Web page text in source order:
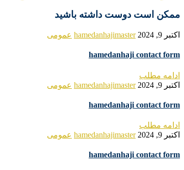
ممکن است دوست داشته باشید
اکتبر 9, 2024 hamedanhajimaster عمومی
hamedanhaji contact form
ادامه مطلب
اکتبر 9, 2024
hamedanhajimaster عمومی
hamedanhaji contact form
ادامه مطلب
اکتبر 9, 2024
hamedanhajimaster عمومی
hamedanhaji contact form